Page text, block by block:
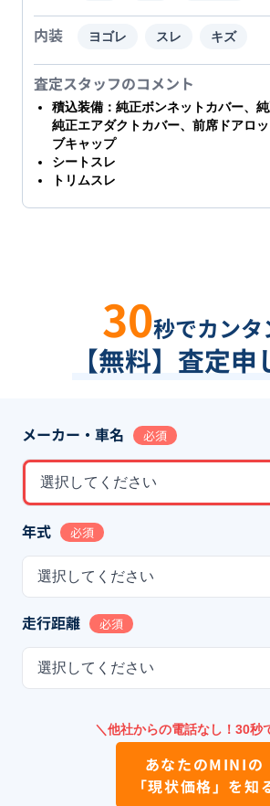
内装 ヨゴレ スレ キズ
査定スタッフのコメント
積込装備：純正ボンネットカバー、純
純正エアダクトカバー、前席ドアロ
ブキャップ
シートスレ
トリムスレ
30秒でカンタ
【無料】査定
メーカー・車名 必須
選択してください
年式 必須
選択してください
走行距離 必須
選択してください
＼他社からの電話なし！30秒
あなたのMINIの
「現状価格」を知